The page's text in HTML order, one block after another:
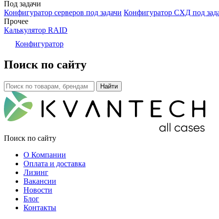
Под задачи
Конфигуратор серверов под задачи Конфигуратор СХД под
Прочее
Калькулятор RAID
Конфигуратор
Поиск по сайту
Поиск по сайту
О Компании
Оплата и доставка
Лизинг
Вакансии
Новости
Блог
Контакты